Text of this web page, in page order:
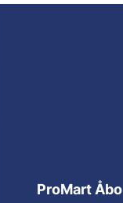
ProMart Åbo